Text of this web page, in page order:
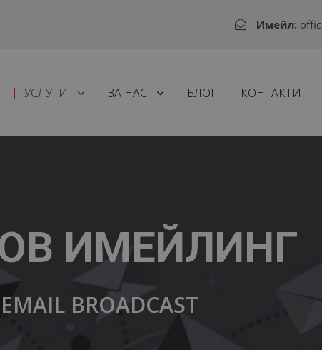
Имейл:
УСЛУГИ ЗА НАС БЛОГ КОНТАКТИ
ИМЕЙЛИНГ
EMAIL BROADCAST